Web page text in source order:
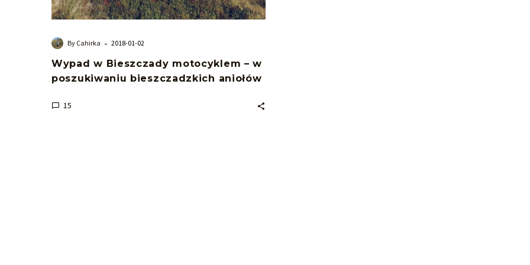
By Cahirka - 2018-01-02
Wypad w Bieszczady motocyklem – w
poszukiwaniu bieszczadzkich aniołów
15